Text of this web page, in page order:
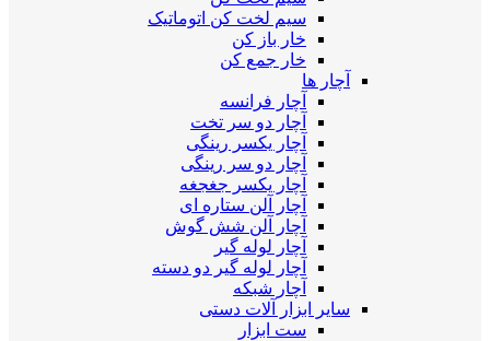
سیم لخت کن اتوماتیک
خار باز کن
خار جمع کن
آچار ها
آچار فرانسه
آچار دو سر تخت
آچار یکسر رینگی
آچار دو سر رینگی
آچار یکسر جغجغه
آچار آلن ستاره ای
آچار آلن شش گوش
آچار لوله گیر
آچار لوله گیر دو دسته
آچار شبکه
سایر ابزار آلات دستی
ست ابزار